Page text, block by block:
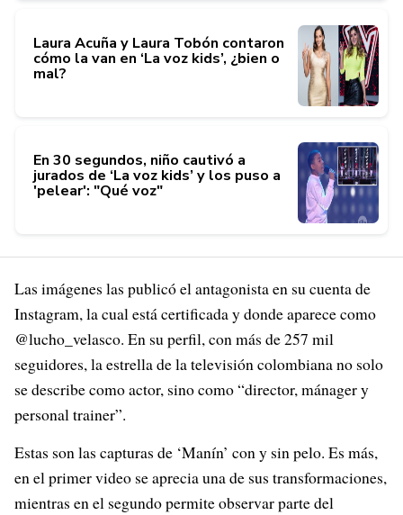
Laura Acuña y Laura Tobón contaron
cómo la van en ‘La voz kids’, ¿bien o
mal?
En 30 segundos, niño cautivó a
jurados de ‘La voz kids’ y los puso a
'pelear': "Qué voz"
Las imágenes las publicó el antagonista en su cuenta de
Instagram, la cual está certificada y donde aparece como
@lucho_velasco. En su perfil, con más de 257 mil
seguidores, la estrella de la televisión colombiana no solo
se describe como actor, sino como “director, mánager y
personal trainer”.
Estas son las capturas de ‘Manín’ con y sin pelo. Es más,
en el primer video se aprecia una de sus transformaciones,
mientras en el segundo permite observar parte del